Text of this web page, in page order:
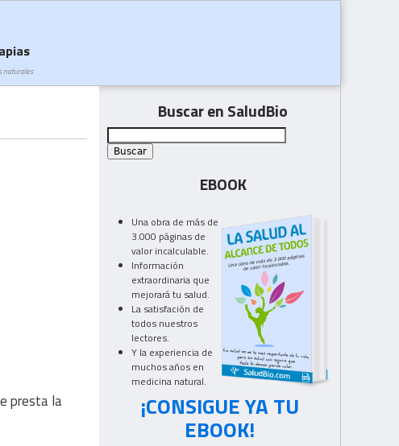
presta la
naturales
Buscar en SaludBio
EBOOK
Una obra de más de
3.000 páginas de
valor incalculable.
Información
extraordinaria que
mejorará tu salud.
La satisfación de
todos nuestros
lectores.
Y la experiencia de
muchos años en
medicina natural.
¡CONSIGUE YA TU
EBOOK!